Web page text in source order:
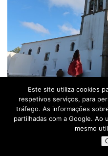
Pousada Convento de
Viaje
Monte da Ravasqueira
É uma dica especial para os
Este site utiliza cookies
respetivos serviços, para
tráfego. As informações
partilhadas com a Google.
mesmo